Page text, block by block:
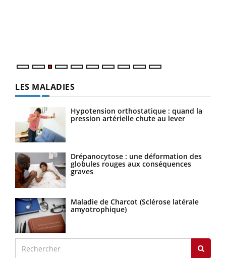
LES MALADIES
Hypotension orthostatique : quand la
pression artérielle chute au lever
Drépanocytose : une déformation des
globules rouges aux conséquences
graves
Maladie de Charcot (Sclérose latérale
amyotrophique)